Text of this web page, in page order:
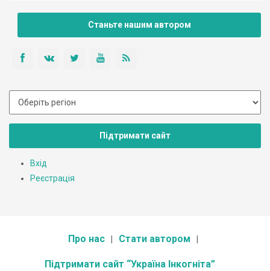
Станьте нашим автором
Підтримати сайт
Вхід
Реєстрація
Про нас Стати автором
Підтримати сайт “Україна Інкогніта”